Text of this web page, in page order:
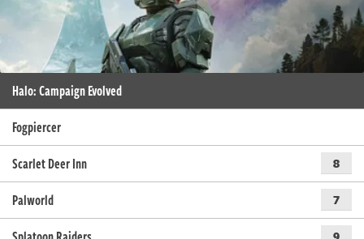
Halo: Campaign Evolved
Fogpiercer
Scarlet Deer Inn
8
Palworld 7